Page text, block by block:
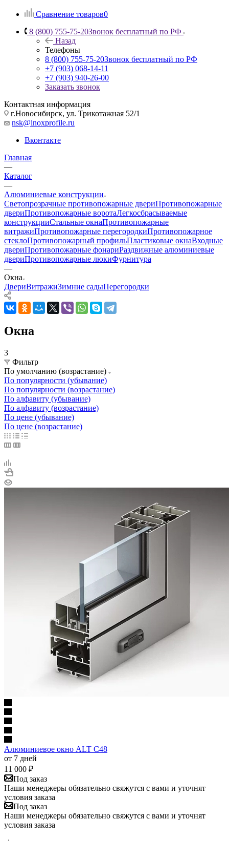
Сравнение товаров0
8 (800) 755-75-20Звонок бесплатный по РФ
Назад
Телефоны
8 (800) 755-75-20Звонок бесплатный по РФ
+7 (903) 068-14-11
+7 (903) 940-26-00
Заказать звонок
Контактная информация
г.Новосибирск, ул. Трикотажная 52/1
nsk@inoxprofile.ru
Вконтакте
Главная
—
Каталог
—
Алюминиевые конструкции
Светопрозрачные противопожарные двериПротивопожарные
двериПротивопожарные воротаЛегкосбрасываемые
конструкцииСтальные окнаПротивопожарные
витражиПротивопожарные перегородкиПротивопожарное
стеклоПротивопожарный профильПластиковые окнаВходные
двериПротивопожарные фонариРаздвижные алюминиевые
двериПротивопожарные люкиФурнитура
—
Окна
ДвериВитражиЗимние садыПерегородки
Окна
3
Фильтр
По умолчанию (возрастание)
По популярности (убывание)
По популярности (возрастание)
По алфавиту (убывание)
По алфавиту (возрастание)
По цене (убывание)
По цене (возрастание)
Алюминиевое окно ALT C48
от 7 дней
11 000 ₽
Под заказ
Наши менеджеры обязательно свяжутся с вами и уточнят
условия заказа
Под заказ
Наши менеджеры обязательно свяжутся с вами и уточнят
условия заказа